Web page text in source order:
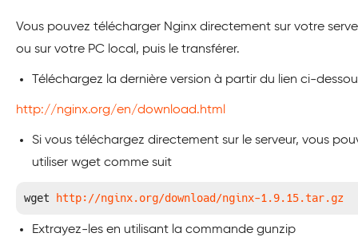
Vous pouvez télécharger Nginx directement sur votre
ou sur votre PC local, puis le transférer.
Téléchargez la dernière version à partir du lien ci-
http://nginx.org/en/download.html
Si vous téléchargez directement sur le serveur, vous
utiliser wget comme suit
wget http://nginx.org/download/nginx-1.9.15.tar.gz
Extrayez-les en utilisant la commande gunzip